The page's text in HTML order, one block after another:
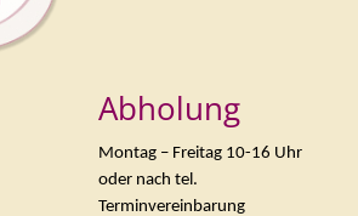
Abholung
Montag – Freitag 10-16 Uhr
oder nach tel.
Terminvereinbarung